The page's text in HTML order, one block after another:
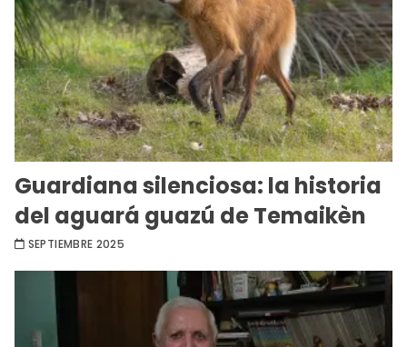
Guardiana silenciosa: la historia
del aguará guazú de Temaikèn
SEPTIEMBRE 2025